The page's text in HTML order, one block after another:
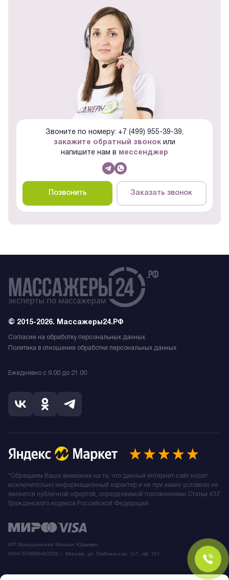
Звоните по номеру: +7 (499) 955-39-39,
закажите обратный звонок или
напишите нам в
мессенджер
Позвонить Заказать звонок
© 2015-2026. Массажеры24.РФ
Согласие на обработку персональных данных
Политика в отношении обработки персональных данных
Ежедневно с 9.00 до 21.00
ИП Макушинский Михаил Юрьевич
ИНН 503806453326 г. Москва, ул. Люблинская, 1с1, оф. 101
*Обращаем Ваше внимание на то, что данный интернет-сайт носит
исключительно информационный характер и ни при каких условиях не
является публичной офертой, определяемой положениями Статьи 437
Гражданского кодекса Российской Федерации.